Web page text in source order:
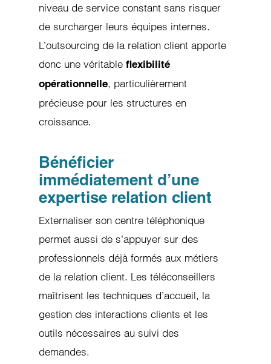
niveau de service constant sans risquer
de surcharger leurs équipes internes.
L’outsourcing de la relation client apporte
donc une véritableflexibilité
opérationnelle, particulièrement
précieuse pour les structures en
croissance.
Bénéficier
immédiatement d’une
expertise relation client
Externaliser son centre téléphonique
permet aussi de s’appuyer sur des
professionnels déjà formés aux métiers
de la relation client. Les téléconseillers
maîtrisent les techniques d’accueil, la
gestion des interactions clients et les
outils nécessaires au suivi des
demandes.